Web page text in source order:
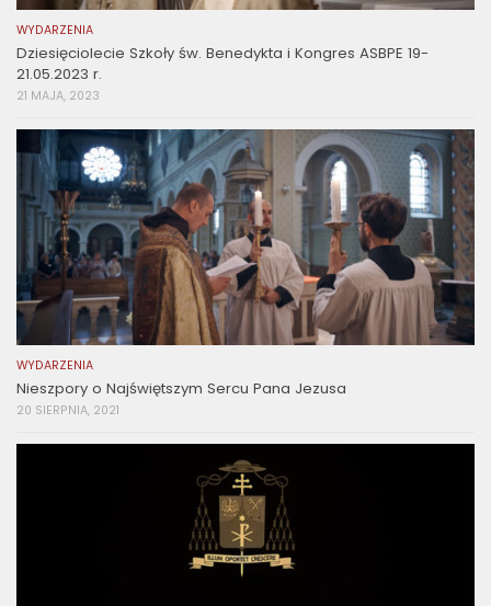
WYDARZENIA
Dziesięciolecie Szkoły św. Benedykta i Kongres ASBPE 19-
21.05.2023 r.
21 MAJA, 2023
WYDARZENIA
Nieszpory o Najświętszym Sercu Pana Jezusa
20 SIERPNIA, 2021